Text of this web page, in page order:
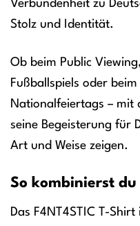
Verbundenheit zu
Stolz und Identität.
Ob beim Public
Fußballspiels oder
Nationalfeiertags – mit
seine Begeisterung für
Art und Weise zeigen.
So kombinierst
Das F4NT4STIC T-Shirt